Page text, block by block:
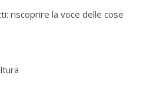
riscoprire la voce delle cose